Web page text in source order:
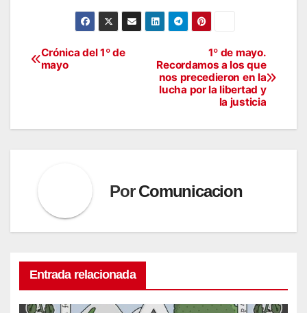
Navegación
1º de mayo.
Recordamos a los que
nos precedieron en la
lucha por la libertad y
la justicia
Crónica del 1º de
mayo
PorComunicacion
Entrada relacionada